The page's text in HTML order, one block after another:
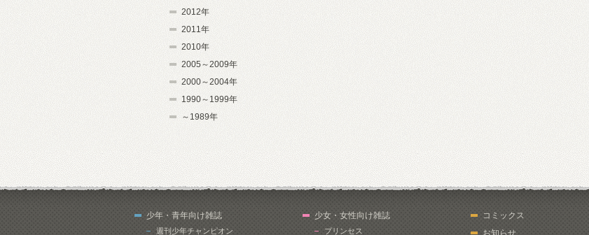
2012年
2011年
2010年
2005～2009年
2000～2004年
1990～1999年
～1989年
少年・青年向け雑誌
週刊少年チャンピオン
少女・女性向け雑誌
プリンセス
コミックス
お知らせ